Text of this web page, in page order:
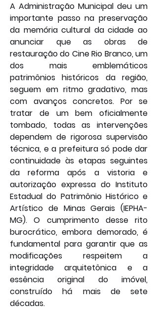
A Administração Municipal deu um
importante passo na preservação
da memória cultural da cidade ao
anunciar que as obras de
restauração do Cine Rio Branco, um
dos mais emblemáticos
patrimônios históricos da região,
seguem em ritmo gradativo, mas
com avanços concretos. Por se
tratar de um bem oficialmente
tombado, todas as intervenções
dependem de rigorosa supervisão
técnica, e a prefeitura só pode dar
continuidade às etapas seguintes
da reforma após a vistoria e
autorização expressa do Instituto
Estadual do Patrimônio Histórico e
Artístico de Minas Gerais (IEPHA-
MG). O cumprimento desse rito
burocrático, embora demorado, é
fundamental para garantir que as
modificações respeitem a
integridade arquitetônica e a
essência original do imóvel,
construído há mais de sete
décadas.